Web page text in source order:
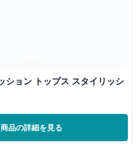
ション トップス スタイリッシ
商品の詳細を見る